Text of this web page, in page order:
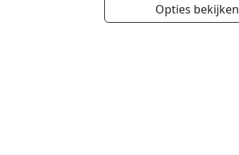
Opties bekijken